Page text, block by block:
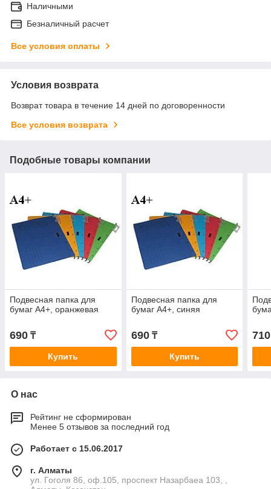
Наличными
Безналичный расчет
Все условия оплаты
Условия возврата
Возврат товара в течение 14 дней по договоренности
Все условия возврата
Подобные товары компании
Подвесная папка для
бумаг А4+, оранжевая
690 ₸
Купить
Подвесная папка для
бумаг А4+, синяя
690₸
Купить
710
О нас
Рейтинг не сформирован
Менее 5 отзывов за последний год
Работает с 15.06.2017
г. Алматы
ул. Гоголя 86, оф.105, проспект Назарбаеа 103, ,